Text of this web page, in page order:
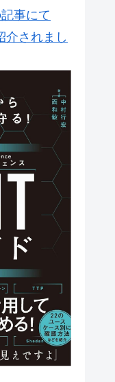
事にて
介されまし